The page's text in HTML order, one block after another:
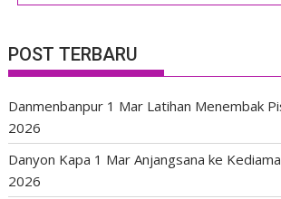
POST TERBARU
Danmenbanpur 1 Mar Latihan Menembak
2026
Danyon Kapa 1 Mar Anjangsana ke
2026